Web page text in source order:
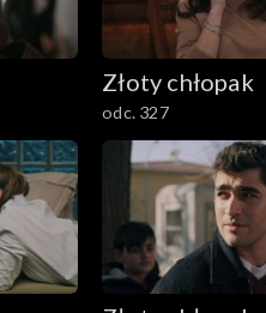
Złoty chłopak
odc. 327